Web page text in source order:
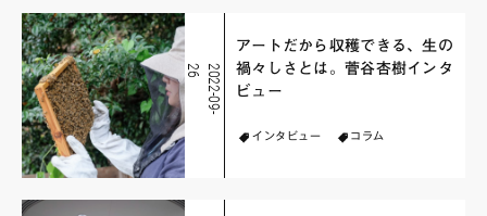
2
0
2
2
-
0
9
-
2
6
アートだから収穫できる、生の
禍々しさとは。菅谷杏樹インタ
ビュー
インタビュー コラム